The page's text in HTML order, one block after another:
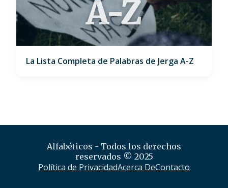
A-Z
La Lista Completa de Palabras de Jerga A-Z
Alfabéticos - Todos los derechos
reservados © 2025
Política de PrivacidadAcerca DeContacto